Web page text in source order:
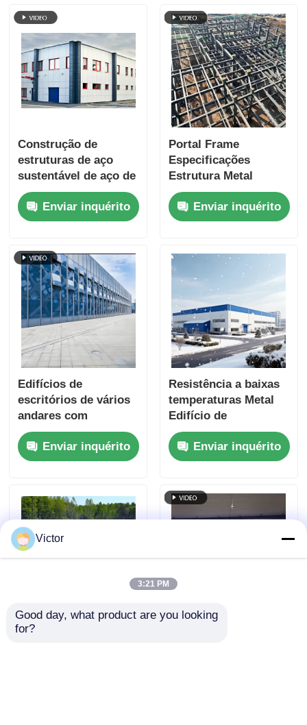
Construção de
estruturas de aço
sustentável de aço de
baixa liga de alta
resistência de aço
multiuso
Enviar inquérito
Portal Frame
Especificações
Estrutura Metal
Construção
Superfície de aço
revestida de pó
Enviar inquérito
Edifícios de
escritórios de vários
andares com
estrutura de aço e
camadas de cor de
alta adesão
Enviar inquérito
Resistência a baixas
temperaturas Metal
Edifício de
armazenamento
Corantes resistentes
ao sal
Enviar inquérito
Edifício de estrutura
Construções pré-
Victor
3:21 PM
Good day, what product are you looking
for?